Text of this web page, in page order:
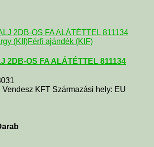
(KII)Férfi ajándék (KIF)
2DB-OS FA ALÁTÉTTEL 811134
Vendesz KFT Származási hely: EU